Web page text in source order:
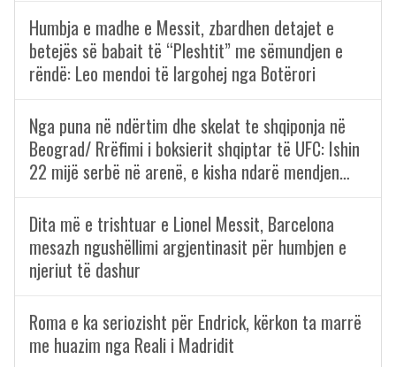
Humbja e madhe e Messit, zbardhen detajet e
betejës së babait të “Pleshtit” me sëmundjen e
rëndë: Leo mendoi të largohej nga Botërori
Nga puna në ndërtim dhe skelat te shqiponja në
Beograd/ Rrëfimi i boksierit shqiptar të UFC: Ishin
22 mijë serbë në arenë, e kisha ndarë mendjen…
Dita më e trishtuar e Lionel Messit, Barcelona
mesazh ngushëllimi argjentinasit për humbjen e
njeriut të dashur
Roma e ka seriozisht për Endrick, kërkon ta marrë
me huazim nga Reali i Madridit